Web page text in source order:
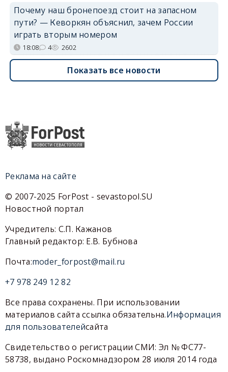
Почему наш бронепоезд стоит на запасном
пути? — Кеворкян объяснил, зачем России
играть вторым номером
18:08 4 2602
Показать все новости
Реклама на сайте
© 2007-2025 ForPost - sevastopol.SU
Новостной портал
Учредитель: С.П. Кажанов
Главный редактор: Е.В. Бубнова
Почта:moder_forpost@mail.ru
+7 978 249 12 82
Все права сохранены. При использовании
материалов сайта ссылка обязательна.Информация
для пользователейсайта
Свидетельство о регистрации СМИ: Эл № ФС77-
58738, выдано Роскомнадзором 28 июля 2014 года